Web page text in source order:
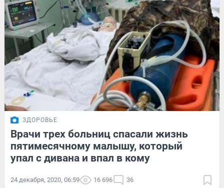
ЗДОРОВЬЕ
Врачи трех больниц спасали жизнь
пятимесячному малышу, который
упал с дивана и впал в кому
24 декабря, 2020, 06:59 16 696 36